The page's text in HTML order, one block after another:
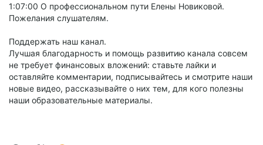
1:07:00 О профессиональном пути Елены Новиковой.
Пожелания слушателям.
Поддержать наш канал.
Лучшая благодарность и помощь развитию канала совсем
не требует финансовых вложений: ставьте лайки и
оставляйте комментарии, подписывайтесь и смотрите наши
новые видео, рассказывайте о них тем, для кого полезны
наши образовательные материалы.